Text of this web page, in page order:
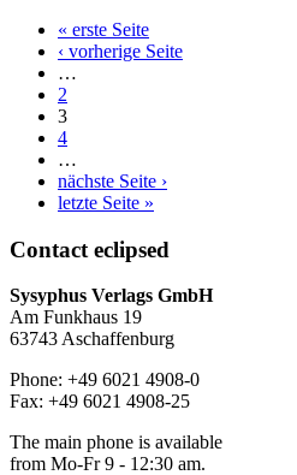
« erste Seite
‹ vorherige Seite
…
2
3
4
…
nächste Seite ›
letzte Seite »
Contact eclipsed
Sysyphus Verlags GmbH
Am Funkhaus 19
63743 Aschaffenburg
Phone: +49 6021 4908-0
Fax: +49 6021 4908-25
The main phone is available
from Mo-Fr 9 - 12:30 am.